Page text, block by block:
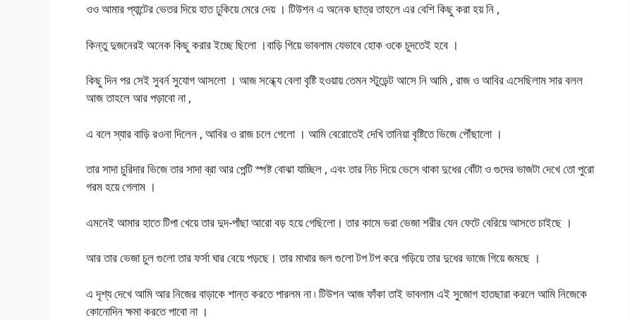
ওও আমার প্যান্টের ভেতর দিয়ে হাত ঢুকিয়ে মেরে দেয় । টিউশন এ অনেক ছাত্র তাহলে এর বেশি কিছু করা হয় নি ,
কিন্তু দুজনেরই অনেক কিছু করার ইচ্ছে ছিলো ।বাড়ি গিয়ে ভাবলাম যেভাবে হোক ওকে চুদতেই হবে ।
কিছু দিন পর সেই সুবর্ন সুযোগ আসলো । আজ সন্ধ্যে বেলা বৃষ্টি হওয়ায় তেমন স্টুডেন্ট আসে নি আমি , রাজ ও আবির এসেছিলাম সার বলল
আজ তাহলে আর পড়াবো না ,
এ বলে স্যার বাড়ি রওনা দিলেন , আবির ও রাজ চলে গেলো । আমি বেরোতেই দেখি তানিয়া বৃষ্টিতে ভিজে পৌঁছালো ।
তার সাদা চুরিদার ভিজে তার সাদা ব্রা আর পেন্টি স্পষ্ট বোঝা যাচ্ছিল , এবং তার নিচ দিয়ে ভেসে থাকা দুধের বোঁটা ও গুদের ভাজটা দেখে তো পুরো
গরম হয়ে গেলাম ।
এমনেই আমার হাতে টিপা খেয়ে তার দুদ-পাঁছা আরো বড় হয়ে গেছিলো। তার কামে ভরা ভেজা শরীর যেন ফেটে বেরিয়ে আসতে চাইছে ।
আর তার ভেজা চুল গুলো তার ফর্সা ঘার বেয়ে পড়ছে। তার মাথার জল গুলো টপ টপ করে গড়িয়ে তার দুধের ভাজে গিয়ে জমছে ।
এ দৃশ্য দেখে আমি আর নিজের বাড়াকে শান্ত করতে পারলম না ৷ টিউশন আজ ফাঁকা তাই ভাবলাম এই সুজোগ হাতছারা করলে আমি নিজেকে
কোনোদিন ক্ষমা করতে পাবো না ।